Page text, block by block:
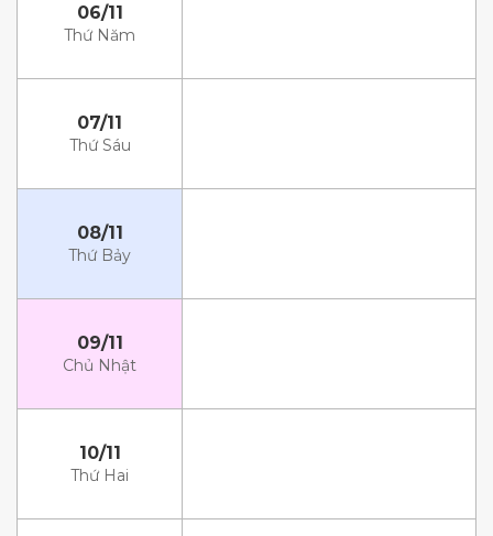
06/11
Thứ Năm
07/11
Thứ Sáu
08/11
Thứ Bảy
09/11
Chủ Nhật
10/11
Thứ Hai